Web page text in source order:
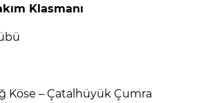
Klasmanı
Köse – Çatalhüyük Çumra